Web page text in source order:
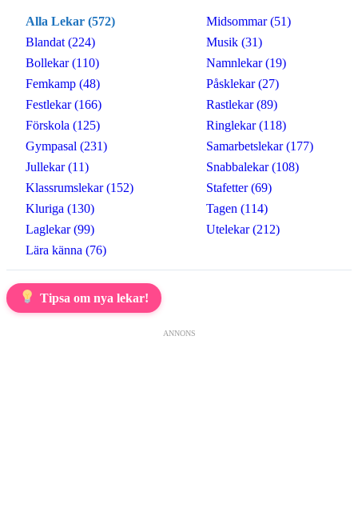
Alla Lekar (572)
Blandat (224)
Bollekar (110)
Femkamp (48)
Festlekar (166)
Förskola (125)
Gympasal (231)
Jullekar (11)
Klassrumslekar (152)
Kluriga (130)
Laglekar (99)
Lära känna (76)
Midsommar (51)
Musik (31)
Namnlekar (19)
Påsklekar (27)
Rastlekar (89)
Ringlekar (118)
Samarbetslekar (177)
Snabbalekar (108)
Stafetter (69)
Tagen (114)
Utelekar (212)
Tipsa om nya lekar!
ANNONS